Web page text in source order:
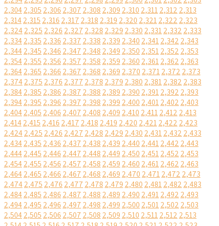
2,3042,305 2,306 2,307 2,308 2,309 2,310 2,3112,312 2,313
2,3142,315 2,316 2,317 2,318 2,319 2,320 2,3212,322 2,323
2,3242,325 2,326 2,327 2,328 2,329 2,330 2,3312,332 2,333
2,3342,335 2,336 2,337 2,338 2,339 2,340 2,3412,342 2,343
2,3442,345 2,346 2,347 2,348 2,349 2,350 2,3512,352 2,353
2,3542,355 2,356 2,357 2,358 2,359 2,360 2,3612,362 2,363
2,3642,365 2,366 2,367 2,368 2,369 2,370 2,3712,372 2,373
2,3742,375 2,376 2,377 2,378 2,379 2,380 2,3812,382 2,383
2,3842,385 2,386 2,387 2,388 2,389 2,390 2,3912,392 2,393
2,3942,395 2,396 2,397 2,398 2,399 2,400 2,4012,402 2,403
2,4042,405 2,406 2,407 2,408 2,409 2,410 2,4112,412 2,413
2,4142,415 2,416 2,417 2,418 2,419 2,420 2,4212,422 2,423
2,4242,425 2,426 2,427 2,428 2,429 2,430 2,4312,432 2,433
2,4342,435 2,436 2,437 2,438 2,439 2,440 2,4412,442 2,443
2,4442,445 2,446 2,447 2,448 2,449 2,450 2,4512,452 2,453
2,4542,455 2,456 2,457 2,458 2,459 2,460 2,4612,462 2,463
2,4642,465 2,466 2,467 2,468 2,469 2,470 2,4712,472 2,473
2,4742,475 2,476 2,477 2,478 2,479 2,480 2,4812,482 2,483
2,4842,485 2,486 2,487 2,488 2,489 2,490 2,4912,492 2,493
2,4942,495 2,496 2,497 2,498 2,499 2,500 2,5012,502 2,503
2,5042,505 2,506 2,507 2,508 2,509 2,510 2,5112,512 2,513